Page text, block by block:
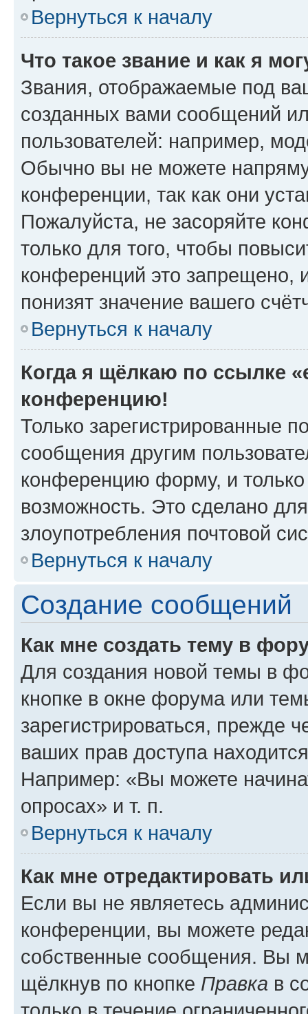
Вернуться к началу
Что такое звание и как я
Звания, отображаемые под
созданных вами сообщений
пользователей: например,
Обычно вы не можете
конференции, так как они
Пожалуйста, не засоряйте
только для того, чтобы
конференций это запрещено,
понизят значение вашего
Вернуться к началу
Когда я щёлкаю по ссылке
конференцию!
Только зарегистрированные
сообщения другим
конференцию форму, и
возможность. Это сделано
злоупотребления почтовой
Вернуться к началу
Создание сообщений
Как мне создать тему в
Для создания новой темы в
кнопке в окне форума или
зарегистрироваться, прежде
ваших прав доступа
Например: «Вы можете
опросах» и т. п.
Вернуться к началу
Как мне отредактировать
Если вы не являетесь
конференции, вы можете
собственные сообщения. Вы
щёлкнув по кнопке Правка в